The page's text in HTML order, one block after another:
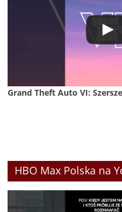
Grand Theft Auto VI:
HBO Max Polska na